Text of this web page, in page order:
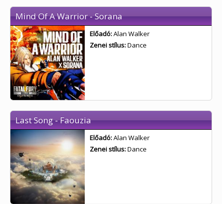
Mind Of A Warrior - Sorana
Előadó:Alan Walker
Zenei stílus:Dance
Last Song - Faouzia
Előadó:Alan Walker
Zenei stílus:Dance